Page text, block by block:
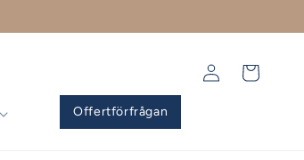
Offertförfrågan
Logga
Varukorg